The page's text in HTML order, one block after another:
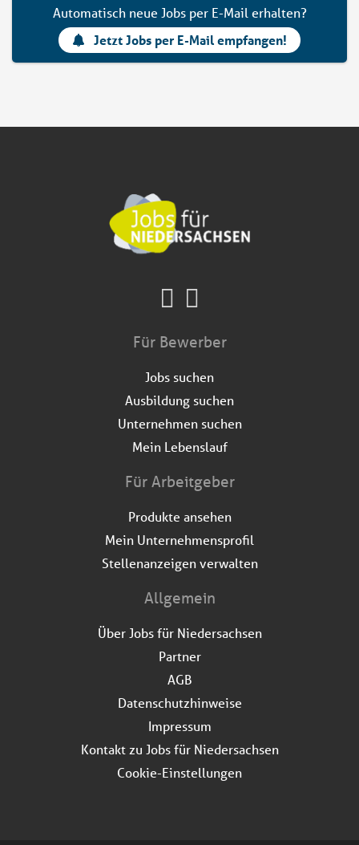
Automatisch neue Jobs per E-Mail erhalten?
Jetzt Jobs per E-Mail empfangen!
Für Bewerber
Jobs suchen
Ausbildung suchen
Unternehmen suchen
Mein Lebenslauf
Für Arbeitgeber
Produkte ansehen
Mein Unternehmensprofil
Stellenanzeigen verwalten
Allgemein
Über Jobs für Niedersachsen
Partner
AGB
Datenschutzhinweise
Impressum
Kontakt zu Jobs für Niedersachsen
Cookie-Einstellungen